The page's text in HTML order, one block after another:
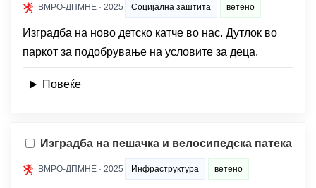
ВМРО-ДПМНЕ · 2025 Социјална заштита ветено
Изградба на ново детско катче во нас. Дутлок во
паркот за подобрување на условите за деца.
Повеќе
Изградба на пешачка и велосипедска патека
ВМРО-ДПМНЕ · 2025 Инфраструктура ветено